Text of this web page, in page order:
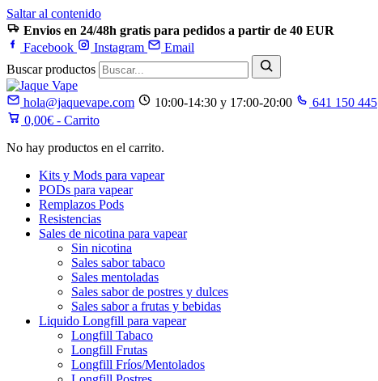
Saltar al contenido
Envios en 24/48h gratis para pedidos a partir de 40 EUR
Facebook
Instagram
Email
Buscar productos
hola@jaquevape.com 10:00-14:30 y 17:00-20:00 641 150 445
0,00€ - Carrito
No hay productos en el carrito.
Kits y Mods para vapear
PODs para vapear
Remplazos Pods
Resistencias
Sales de nicotina para vapear
Sin nicotina
Sales sabor tabaco
Sales mentoladas
Sales sabor de postres y dulces
Sales sabor a frutas y bebidas
Liquido Longfill para vapear
Longfill Tabaco
Longfill Frutas
Longfill Fríos/Mentolados